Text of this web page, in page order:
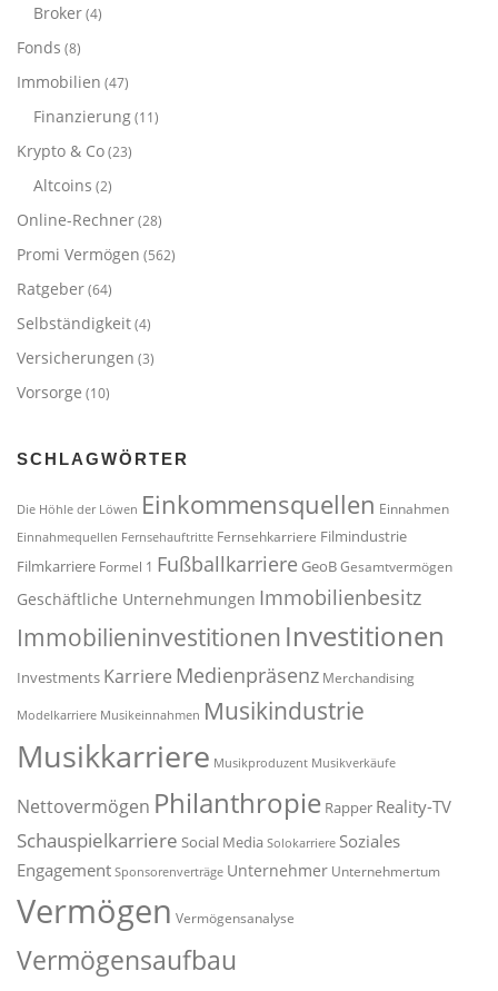
Broker(4)
Fonds (8)
Immobilien (47)
Finanzierung(11)
Krypto & Co(23)
Altcoins (2)
Online-Rechner(28)
Promi Vermögen (562)
Ratgeber(64)
Selbständigkeit(4)
Versicherungen (3)
Vorsorge (10)
SCHLAGWÖRTER
Die Höhle der Löwen Einkommensquellen Einnahmen
Einnahmequellen Fernsehauftritte Fernsehkarriere Filmindustrie
Filmkarriere Formel 1 Fußballkarriere GeoBGesamtvermögen
Geschäftliche Unternehmungen Immobilienbesitz
Immobilieninvestitionen Investitionen
Investments Karriere Medienpräsenz Merchandising
Modelkarriere Musikeinnahmen Musikindustrie
Musikkarriere Musikproduzent Musikverkäufe
Nettovermögen Philanthropie Rapper Reality-TV
Schauspielkarriere Social Media Solokarriere Soziales
Engagement Sponsorenverträge Unternehmer Unternehmertum
Vermögen Vermögensanalyse
Vermögensaufbau